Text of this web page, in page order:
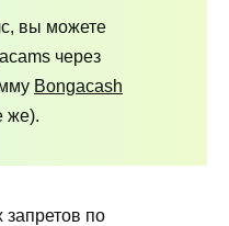
вы можете
через
Bongacash
же).
запретов по